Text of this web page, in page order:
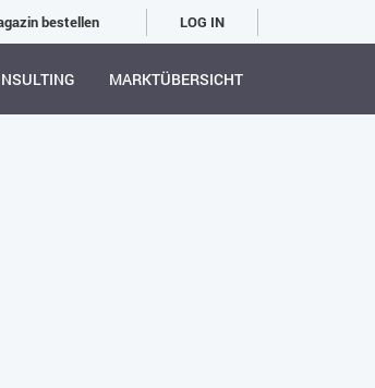
bestellen LOG IN
MARKTÜBERSICHT